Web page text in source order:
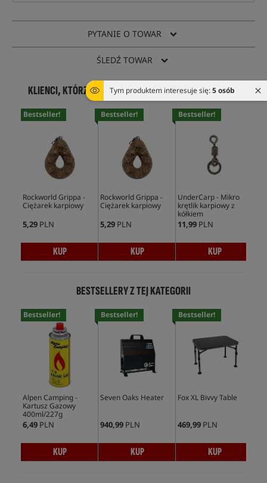
Tym produktem interesuje się:5 osób
PYTANIE O TOWAR
ŚLEDŹ TOWAR
KLIENCI, KTÓRZY KUPILI TEN PRODUKT, KUPILI RÓWNIEŻ
Bestseller!
Rockworld Grippa -
Ciężarek karpiowy
5,29 PLN
KUP
Bestseller!
Rockworld Grippa -
Ciężarek karpiowy
5,29 PLN
KUP
Bestseller!
UnderCarp - Mikro
krętlik karpiowy z
kółkiem
11,99 PLN
KUP
BESTSELLERY Z TEJ KATEGORII
Bestseller!
Alpen Camping -
Kartusz Gazowy
400ml/227g
6,49 PLN
KUP
Bestseller!
Seven Oaks Heater
940,99 PLN
KUP
Bestseller!
Fox XL Bivvy Table
469,99 PLN
KUP